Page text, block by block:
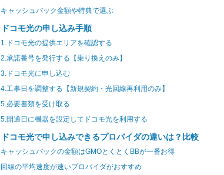
キャッシュバック金額や特典で選ぶ
ドコモ光の申し込み手順
1.ドコモ光の提供エリアを確認する
2.承諾番号を発行する【乗り換えのみ】
3.ドコモ光に申し込む
4.工事日を調整する【新規契約・光回線再利用のみ】
5.必要書類を受け取る
5.開通日に機器を設定してドコモ光を利用する
ドコモ光で申し込みできるプロバイダの違いは？比較
キャッシュバックの金額はGMOとくとくBBが一番お得
回線の平均速度が速いプロバイダがおすすめ